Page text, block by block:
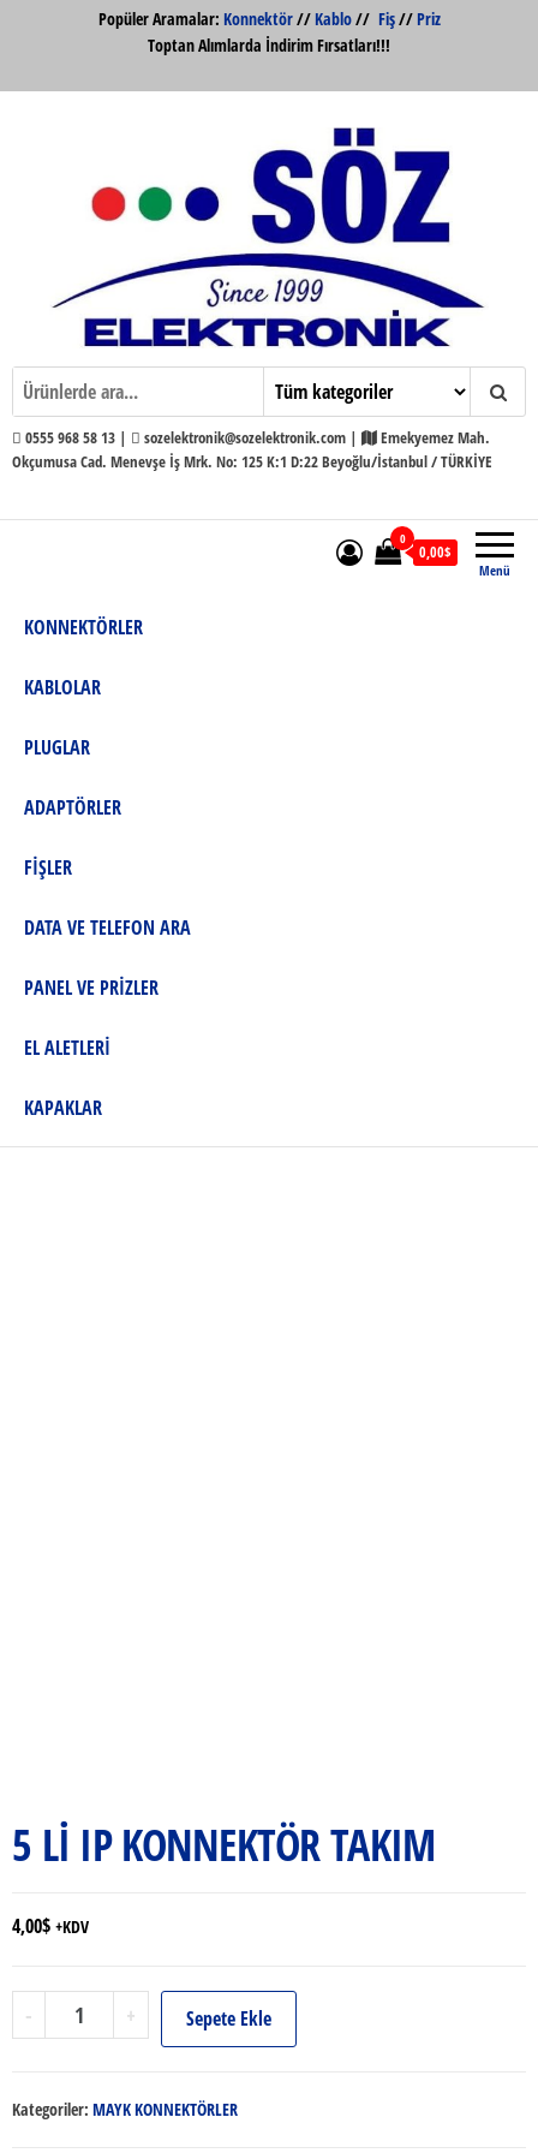
Popüler Aramalar: Konnektör//Kablo// Fiş//Priz
Toptan Alımlarda İndirim Fırsatları!!!
Söz Elektronik Konnektör ve Kabloları
Toptan ve Perakende
Söz Elektronik
0555 968 58 13 | sozelektronik@sozelektronik.com |
Emekyemez Mah.
Okçumusa Cad. Menevşe İş Mrk. No: 125 K:1 D:22 Beyoğlu/İstanbul / TÜRKİYE
Menü
0
0,00$
KONNEKTÖRLER
KABLOLAR
PLUGLAR
ADAPTÖRLER
FİŞLER
DATA VE TELEFON ARA
PANEL VE PRİZLER
EL ALETLERİ
KAPAKLAR
5 Lİ IP KONNEKTÖR TAKIM
4,00$ +KDV
-
Lİ
TAKIM
+ Sepete Ekle
Kategoriler: MAYK KONNEKTÖRLER